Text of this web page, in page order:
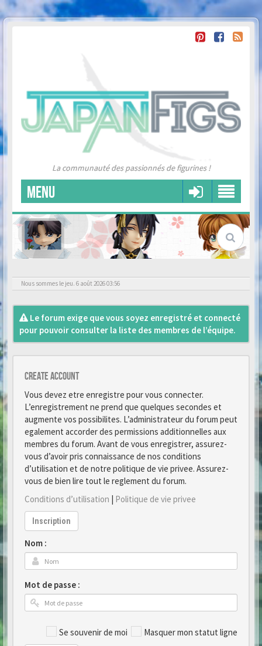
La communauté des passionnés de figurines !
MENU
Nous sommes le jeu. 6 août 2026 03:56
Le forum exige que vous soyez enregistré et connecté
pour pouvoir consulter la liste des membres de l’équipe.
Create account
Vous devez etre enregistre pour vous connecter.
L’enregistrement ne prend que quelques secondes et
augmente vos possibilites. L’administrateur du forum peut
egalement accorder des permissions additionnelles aux
membres du forum. Avant de vous enregistrer, assurez-
vous d’avoir pris connaissance de nos conditions
d’utilisation et de notre politique de vie privee. Assurez-
vous de bien lire tout le reglement du forum.
Conditions d’utilisation | Politique de vie privee
Inscription
Nom :
Mot de passe :
Se souvenir de moi Masquer mon statut ligne